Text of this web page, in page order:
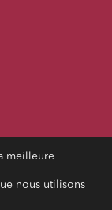
meilleure
nous utilisons